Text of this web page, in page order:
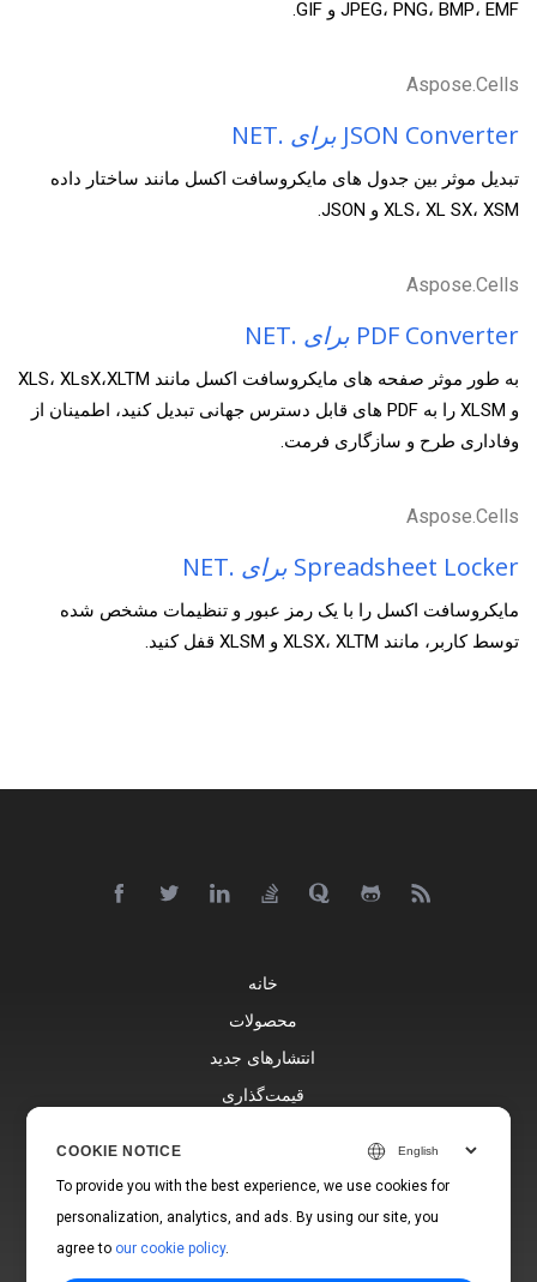
JPEG، PNG، BMP، EMF و GIF.
Aspose.Cells
JSON Converter برای .NET
تبدیل موثر بین جدول های مایکروسافت اکسل مانند ساختار داده
XLS، XL SX، XSM و JSON.
Aspose.Cells
PDF Converter برای .NET
به طور موثر صفحه های مایکروسافت اکسل مانند XLS، XLsX،XLTM
و XLSM را به PDF های قابل دسترس جهانی تبدیل کنید، اطمینان از
وفاداری طرح و سازگاری فرمت.
Aspose.Cells
Spreadsheet Locker برای .NET
مایکروسافت اکسل را با یک رمز عبور و تنظیمات مشخص شده
توسط کاربر، مانند XLSX، XLTM و XLSM قفل کنید.
خانه
محصولات
انتشارهای جدید
قیمت‌گذاری
بلاگ
وب‌سایت‌ها
COOKIE NOTICE
To provide you with the best experience, we use cookies for
personalization, analytics, and ads. By using our site, you
agree to our cookie policy.